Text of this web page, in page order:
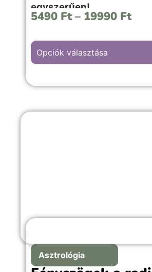
egyszerűen!
A “Szív” hátterű kép
romantikus emlékekkel
5490 Ft – 19990 Ft
Opciók választása
Asztrológia